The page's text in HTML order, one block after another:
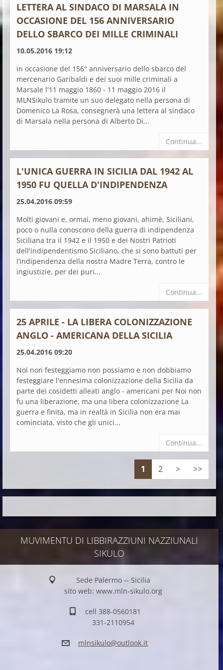
LETTERA AL SINDACO DI MARSALA IN
OCCASIONE DEL 156 ANNIVERSARIO
DELLO SBARCO DEI MILLE CRIMINALI
10.05.2016 19:12
in occasione del 156° anniversario dello sbarco del
mercenario Garibaldi e dei suoi mille criminali a
Marsale l'11 maggio 1860 - 11 maggio 2016 il
MLNSikulo tramite un suo delegato nella persona di
Domenico La Rosa, consegnerà una lettera al sindaco
di Marsala nella persona di Alberto Di...
Continua...
L'UNICA GUERRA IN SICILIA DAL 1942 AL
1950 FU QUELLA D'INDIPENDENZA
25.04.2016 09:59
Molti giovani e, ormai, meno giovani, ahimè, Siciliani,
poco o nulla conoscono della guerra di indipendenza
Siciliana tra il 1942 e il 1950 e dei Nostri Patrioti
dell'indipendentismo Siciliano, che si sono battuti per
l’indipendenza della nostra Madre Terra, contro le
ingiustizie, per dei puri...
Continua...
25 APRILE - LA LIBERA COLONIZZAZIONE
ANGLO - AMERICANA DELLA SICILIA
25.04.2016 09:20
Noi non festeggiamo non possiamo e non dobbiamo
festeggiare l'ennesima colonizzazione della Sicilia da
parte dei cosidetti alleati anglo - americani per Noi non
fu una liberazione, ma una libera colonizzazione La
guerra e finita, ma in realtà in Sicilia non era mai
cominciata, visto che gli unici...
Continua...
1 2 > >>
MUVIMENTU DI LIBBIRAZZIUNI NAZZIUNALI
SIKULO
Sede Palermo -- Sicilia
sito web: www.mln-sikulo.org
cell 388-0560181
331-2110954
mlnsikulo@outlook.it